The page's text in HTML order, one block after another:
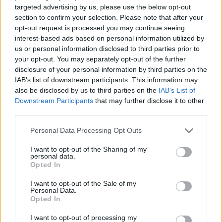
targeted advertising by us, please use the below opt-out
section to confirm your selection. Please note that after your
opt-out request is processed you may continue seeing
interest-based ads based on personal information utilized by
us or personal information disclosed to third parties prior to
your opt-out. You may separately opt-out of the further
disclosure of your personal information by third parties on the
IAB’s list of downstream participants. This information may
also be disclosed by us to third parties on the IAB’s List of
Downstream Participants that may further disclose it to other
Please note that this website/app uses one or more Google
not limited to your visit or usage behaviour. You may click to
grant or deny consent to Google and its third-party tags to
use your data for below specified purposes in below Google
consent section.
Personal Data Processing Opt Outs
I want to opt-out of the Sharing of my
personal data.
Opted In
I want to opt-out of the Sale of my
Personal Data.
Opted In
I want to opt-out of processing my
Queste voci ammontano a un totale di 286 miliardi di fiorini
presso l’ex Ministero delle Costruzioni e dei Trasporti, ha
detto. Il Governo Orban ha preso la decisione politica di non
includere questi importi nel bilancio ai fini dell’aggiustamento
del bilancio, ha aggiunto, ricordando che nel 2006 il Governo
Gyurcsany aveva agito in modo simile, utilizzando “centinaia
di trucchi” per evitare che il bilancio mostrasse le cifre reali.
Il Primo Ministro ha chiesto al Ministro delle Finanze András
Kármán di preparare una relazione sul“vero stato”del
vuole un bilancio che si basi su“numeri reali”
finanziaria, ha detto. Il Gabinetto è convinto che una politica
economica responsabile sia possibile solo sulla base di una
valutazione accurata della situazione e di dati di bilancio
Il gabinetto ha concordato che l’uso delle sirene e dei
lampeggianti sui veicoli governativi dovrebbe essere